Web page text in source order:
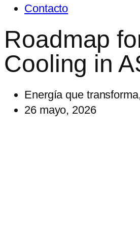
Contacto
Roadmap
Cooling in
Energía que transforma
26 mayo, 2026